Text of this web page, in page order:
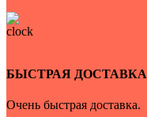
БЫСТРАЯ ДОСТАВКА
Очень быстрая доставка.